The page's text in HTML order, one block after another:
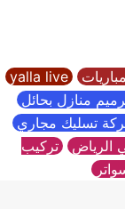
yalla live
منازل بحائل
تسليك مجاري
الرياض تركيب